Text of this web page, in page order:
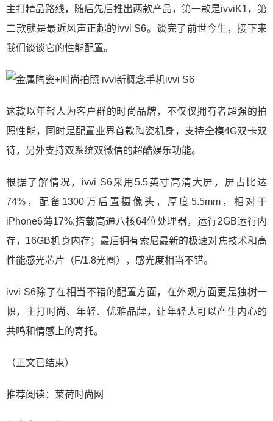
主打精品路线，随后先后推出两款产品，第一款是ivviK1，第
二款就是最近风声正起的ivvi S6。谈完了前世今生，接下来
我们谈谈它的性能配置。
这款以年轻人为客户群的时尚品牌，不仅仅拥有者超强的拍
照性能，同时是配置业界首款陶瓷机身，支持全模4G双卡双
待，另外支持双系统双微信的超酷娱乐功能。
根据了解情况，ivvi S6采用5.5英寸高清大屏，屏占比达
74%，配备1300万后置摄像头，厚度5.5mm，相对于
iPhone6薄17%;搭载高通八核64位处理器，运行2GB运行内
存，16GB机身内存；最后拥有索尼最新的极速对焦技术和高
性能感光芯片（F/1.8光圈），感光度相当不错。
ivvi S6除了在相当不错的配置方面，在外观方面更是独树一
帜，主打时尚、年轻、优雅品牌，让年轻人可以产生内心的
共鸣和情感上的寄托。
（正文已结束）
推荐阅读： 莱荷时尚网